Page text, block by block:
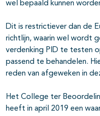
wel bepaald kunnen
Dit is restrictiever dan de
richtlijn, waarin wel wordt
verdenking PID te testen
passend te behandelen.
reden van afgeweken in
Het College ter
heeft in april 2019 een